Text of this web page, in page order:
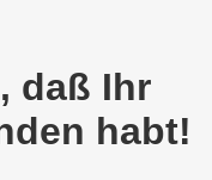
daß Ihr
habt!